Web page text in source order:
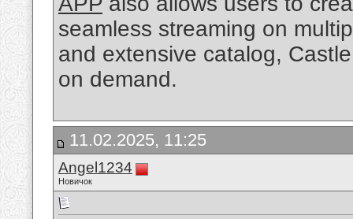
seamless streaming on
and extensive catalog,
on demand.
11.02.2025, 11:25
Angel1234
Новичок